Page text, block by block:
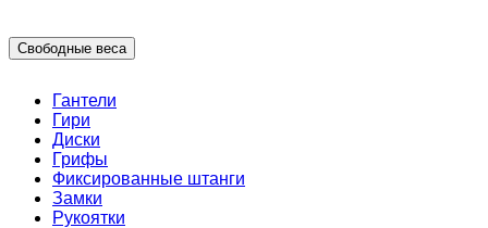
Свободные веса
Гантели
Гири
Диски
Грифы
Фиксированные штанги
Замки
Рукоятки